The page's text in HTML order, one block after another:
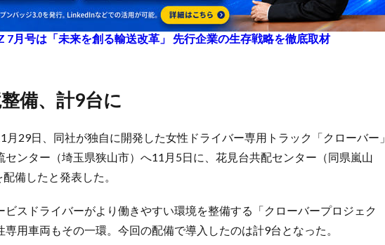
7月号は「未来を創る輸送改革」 先行企業の生存戦略を徹底取材
整備、計9台に
月29日、同社が独自に開発した女性ドライバー専用トラック「クローバー」
センター（埼玉県狭山市）へ11月5日に、花見台共配センター（同県嵐山
備したと発表した。
ビスドライバーがより働きやすい環境を整備する「クローバープロジェク
専用車両もその一環。今回の配備で導入したのは計9台となった。